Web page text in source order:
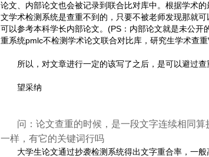
论文、内部论文也会被记录到联合比对库中。根据学术
文学术检测系统是查重不到的，只要不被老师发现那就
可以参考本科学长内部论文。(PS：内部论文就是未公
重系统pmlc不检测学术论文联合对比库，研究生学术查
所以，对文章进行一定的该写了之后，是可以避过查
望采纳
问：论文查重的时候，是一段文字连续相同
一样，有它的关键词行吗
大学生论文通过抄袭检测系统得出文字重合率，一